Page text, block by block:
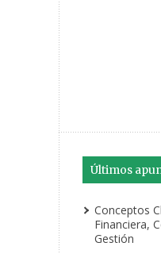
Últimos
Conceptos
Financiera,
Gestión